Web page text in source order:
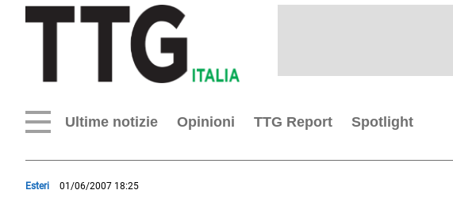
Ultime notizie Opinioni TTG Report Spotlight
Esteri 01/06/2007 18:25